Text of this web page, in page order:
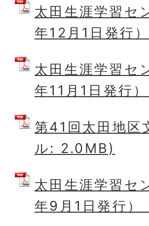
太田生涯学習セ
年12月1日発行
太田生涯学習セ
年11月1日発行
第41回太田地
ル: 2.0MB)
太田生涯学習セ
年9月1日発行